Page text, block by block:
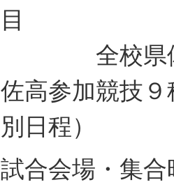
目
全校県体
佐高参加競技
別日程）
試合会場・集